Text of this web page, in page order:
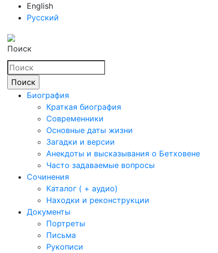
English
Русский
Поиск
Биография
Краткая биография
Современники
Основные даты жизни
Загадки и версии
Анекдоты и высказывания о Бетховене
Часто задаваемые вопросы
Сочинения
Каталог ( + аудио)
Находки и реконструкции
Документы
Портреты
Письма
Рукописи